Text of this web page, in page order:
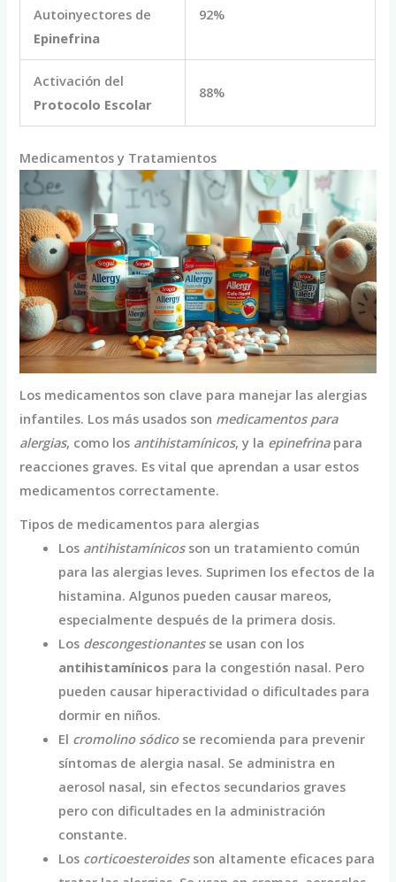
Autoinyectores de
Epinefrina
92%
Activación del
Protocolo Escolar
88%
Medicamentos y Tratamientos
Los medicamentos son clave para manejar las alergias
infantiles. Los más usados son medicamentos para
alergias, como los antihistamínicos, y la epinefrinapara
reacciones graves. Es vital que aprendan a usar estos
medicamentos correctamente.
Tipos de medicamentos para alergias
Los antihistamínicosson un tratamiento común
para las alergias leves. Suprimen los efectos de la
histamina. Algunos pueden causar mareos,
especialmente después de la primera dosis.
Los descongestionantesse usan con los
antihistamínicos para la congestión nasal. Pero
pueden causar hiperactividad o dificultades para
dormir en niños.
El cromolino sódicose recomienda para prevenir
síntomas de alergia nasal. Se administra en
aerosol nasal, sin efectos secundarios graves
pero con dificultades en la administración
constante.
Los corticoesteroidesson altamente eficaces para